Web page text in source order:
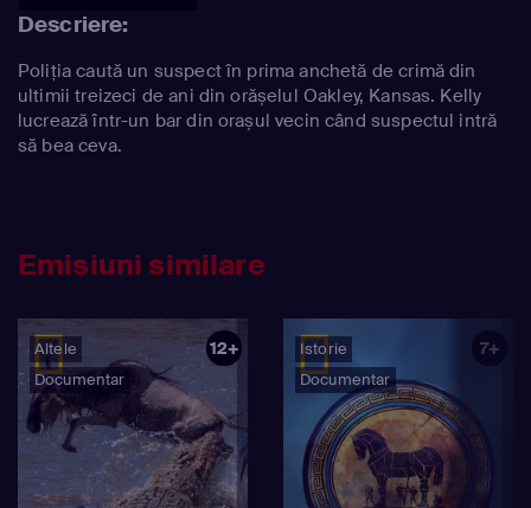
Descriere:
Poliția caută un suspect în prima anchetă de crimă din
ultimii treizeci de ani din orășelul Oakley, Kansas. Kelly
lucrează într-un bar din orașul vecin când suspectul intră
să bea ceva.
Emisiuni similare
Altele
Documentar
12+
Istorie
Documentar
7+